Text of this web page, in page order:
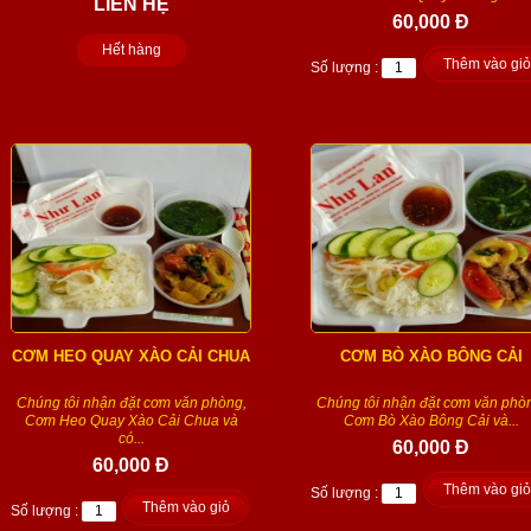
Hết hàng
60,000 Đ
Số lượng : Thêm vào giỏ
CƠM HEO QUAY XÀO CẢI CHUA
Chúng tôi nhận đặt cơm văn phòng,
Cơm Heo Quay Xào Cải Chua và
có...
60,000 Đ
Số lượng : Thêm vào giỏ
CƠM BÒ XÀO BÔNG CẢI
Chúng tôi nhận đặt cơm văn
Cơm Bò Xào Bông Cải và...
60,000 Đ
Số lượng : Thêm vào giỏ